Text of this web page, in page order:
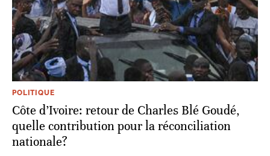
POLITIQUE
Côte d’Ivoire: retour de Charles Blé Goudé,
quelle contribution pour la réconciliation
nationale?